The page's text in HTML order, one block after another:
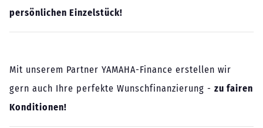
persönlichen Einzelstück!
Mit unserem Partner YAMAHA-Finance erstellen wir
gern auch Ihre perfekte Wunschfinanzierung - zu fairen
Konditionen!